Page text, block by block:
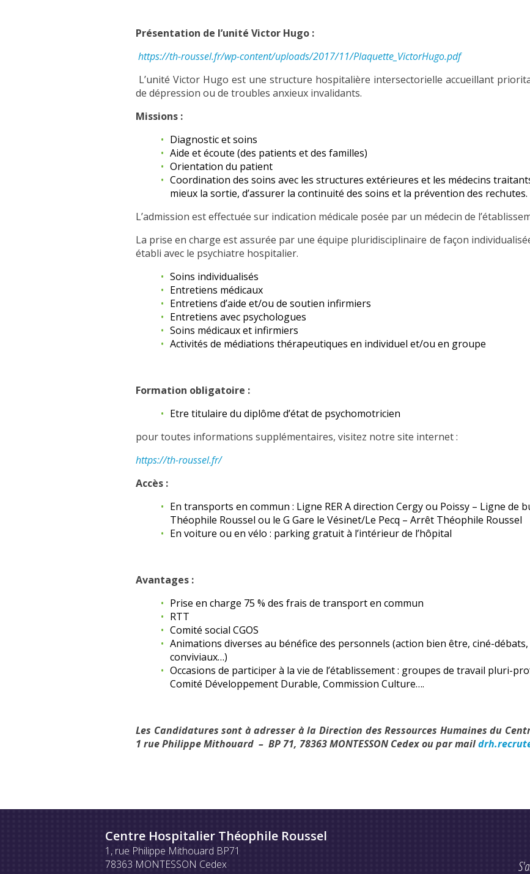
Présentation de l’unité Victor Hugo :
https://th-roussel.fr/wp-content/uploads/2017/11/Plaquette_VictorHugo.pdf
L’unité Victor Hugo est une structure hospitalière intersectorielle accueillant
de dépression ou de troubles anxieux invalidants.
Missions :
Diagnostic et soins
Aide et écoute (des patients et des familles)
Orientation du patient
Coordination des soins avec les structures extérieures et les médecins
mieux la sortie, d’assurer la continuité des soins et la prévention des rechutes.
L’admission est effectuée sur indication médicale posée par un médecin de
La prise en charge est assurée par une équipe pluridisciplinaire de façon
établi avec le psychiatre hospitalier.
Soins individualisés
Entretiens médicaux
Entretiens d’aide et/ou de soutien infirmiers
Entretiens avec psychologues
Soins médicaux et infirmiers
Activités de médiations thérapeutiques en individuel et/ou en groupe
Formation obligatoire :
Etre titulaire du diplôme d’état de psychomotricien
pour toutes informations supplémentaires, visitez notre site internet :
https://th-roussel.fr/
Accès :
En transports en commun : Ligne RER A direction Cergy ou Poissy – Ligne de
Théophile Roussel ou le G Gare le Vésinet/Le Pecq – Arrêt Théophile Roussel
En voiture ou en vélo : parking gratuit à l’intérieur de l’hôpital
Avantages :
Prise en charge 75 % des frais de transport en commun
RTT
Comité social CGOS
Animations diverses au bénéfice des personnels (action bien être, ciné-
conviviaux…)
Occasions de participer à la vie de l’établissement : groupes de travail pluri-
Comité Développement Durable, Commission Culture….
Les Candidatures sont à adresser à la Direction des Ressources Humaines du
1 rue Philippe Mithouard – BP 71, 78363 MONTESSON Cedex ou par mail
Centre Hospitalier Théophile Roussel
1, rue Philippe Mithouard BP71
78363 MONTESSON Cedex